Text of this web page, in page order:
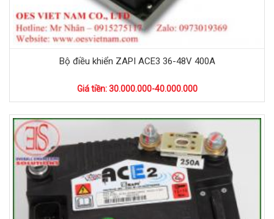
Bộ điều khiển ZAPI ACE3 36-48V 400A
Giá tiền: 30.000.000-40.000.000